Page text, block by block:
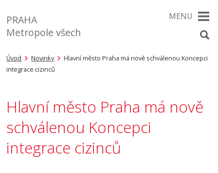
PRAHA
Metropole všech
MENU
Úvod Novinky
Hlavní město Praha má nově schválenou Koncepci
integrace cizinců
Hlavní město Praha má nově
schválenou Koncepci
integrace cizinců